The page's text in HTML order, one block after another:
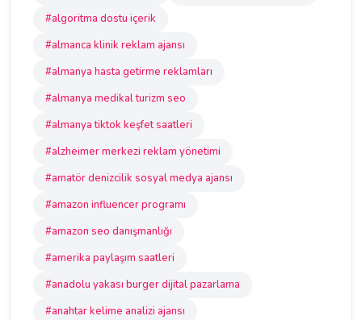
#algoritma dostu içerik
#almanca klinik reklam ajansı
#almanya hasta getirme reklamları
#almanya medikal turizm seo
#almanya tiktok keşfet saatleri
#alzheimer merkezi reklam yönetimi
#amatör denizcilik sosyal medya ajansı
#amazon influencer programı
#amazon seo danışmanlığı
#amerika paylaşım saatleri
#anadolu yakası burger dijital pazarlama
#anahtar kelime analizi ajansı